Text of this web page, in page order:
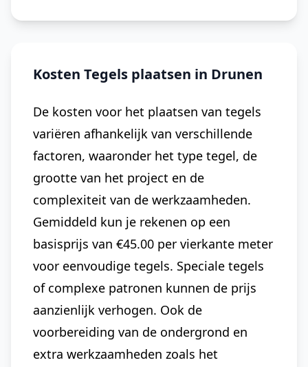
Kosten Tegels plaatsen in Drunen
De kosten voor het plaatsen van tegels
variëren afhankelijk van verschillende
factoren, waaronder het type tegel, de
grootte van het project en de
complexiteit van de werkzaamheden.
Gemiddeld kun je rekenen op een
basisprijs van €45.00 per vierkante meter
voor eenvoudige tegels. Speciale tegels
of complexe patronen kunnen de prijs
aanzienlijk verhogen. Ook de
voorbereiding van de ondergrond en
extra werkzaamheden zoals het